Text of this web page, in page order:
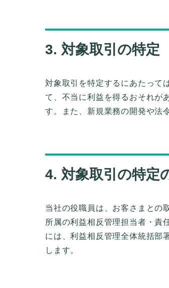
3. 対象取引の特定
対象取引を特定するにあたって
て、不当に利益を得るおそれが
す。また、新規業務の開発や法
4. 対象取引の特定
当社の役職員は、お客さまとの
所属の利益相反管理担当者・責
には、利益相反管理全体統括部
します。